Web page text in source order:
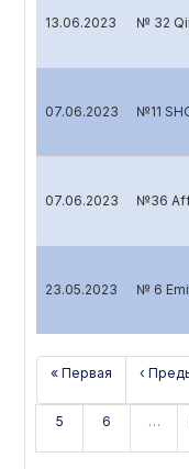
13.06.2023 № 32
07.06.2023 №11
07.06.2023 №36
23.05.2023 № 6
« Первая ‹
5 6 …